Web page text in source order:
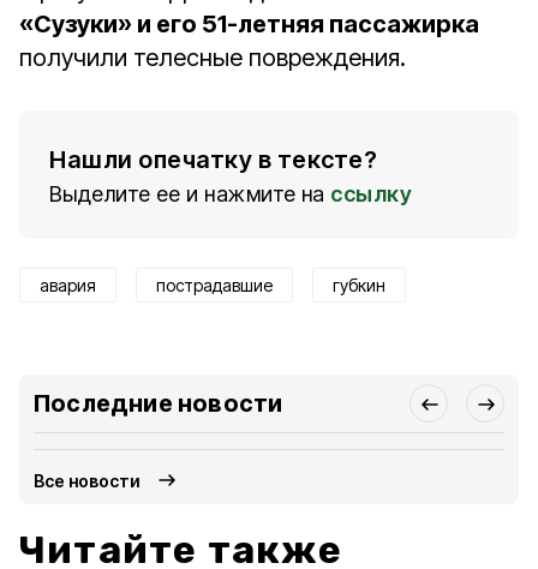
«Сузуки» и его 51-летняя пассажирка
получили телесные повреждения.
Нашли опечатку в тексте?
Выделите ее и нажмите на ссылку
авария пострадавшие губкин
Последние новости
Все новости
Читайте также